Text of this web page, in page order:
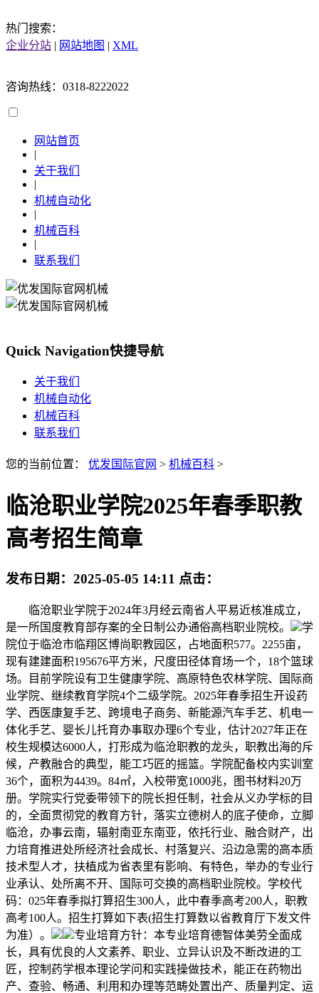
热门搜索：
企业分站 | 网站地图 | XML
咨询热线：0318-8222022
网站首页
|
关于我们
|
机械自动化
|
机械百科
|
联系我们
Quick Navigation快捷导航
关于我们
机械自动化
机械百科
联系我们
您的当前位置： 优发国际官网 > 机械百科 >
临沧职业学院2025年春季职教
高考招生简章
发布日期： 2025-05-05 14:11 点击：
临沧职业学院于2024年3月经云南省人平易近核准成立，
是一所国度教育部存案的全日制公办通俗高档职业院校。
学
院位于临沧市临翔区博尚职教园区，占地面积577。2255亩，
现有建建面积195676平方米，尺度田径体育场一个，18个篮球
场。目前学院设有卫生健康学院、高原特色农林学院、国际商
业学院、继续教育学院4个二级学院。2025年春季招生开设药
学、西医康复手艺、跨境电子商务、新能源汽车手艺、机电一
体化手艺、婴长儿托育办事取办理6个专业，估计2027年正在
校生规模达6000人，打形成为临沧职教的龙头，职教出海的斥
候，产教融合的典型，能工巧匠的摇篮。学院配备校内实训室
36个，面积为4439。84㎡，入校带宽1000兆，图书材料20万
册。学院实行党委带领下的院长担任制，社会从义办学标的目
的，全面贯彻党的教育方针，落实立德树人的底子使命，立脚
临沧，办事云南，辐射南亚东南亚，依托行业、融合财产，出
力培育推进处所经济社会成长、村落复兴、沿边急需的高本质
技术型人才，扶植成为省表里有影响、有特色，举办的专业行
业承认、处所离不开、国际可交换的高档职业院校。学校代
码：025年春季拟打算招生300人，此中春季高考200人，职教
高考100人。招生打算如下表(招生打算数以省教育厅下发文件
为准）。
专业培育方针：本专业培育德智体美劳全面成
长，具有优良的人文素养、职业、立异认识及不断改进的工
匠，控制药学根本理论学问和实践操做技术，能正在药物出
产、查验、畅通、利用和办理等范畴处置出产、质量判定、运